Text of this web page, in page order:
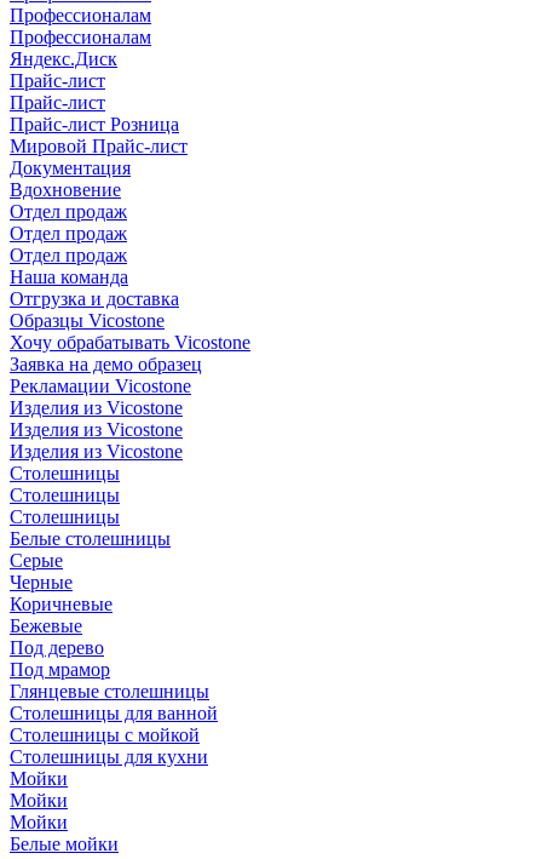
Профессионалам
Профессионалам
Яндекс.Диск
Прайс-лист
Прайс-лист
Прайс-лист Розница
Мировой Прайс-лист
Документация
Вдохновение
Отдел продаж
Отдел продаж
Отдел продаж
Наша команда
Отгрузка и доставка
Образцы Vicostone
Хочу обрабатывать Vicostone
Заявка на демо образец
Рекламации Vicostone
Изделия из Vicostone
Изделия из Vicostone
Изделия из Vicostone
Столешницы
Столешницы
Столешницы
Белые столешницы
Серые
Черные
Коричневые
Бежевые
Под дерево
Под мрамор
Глянцевые столешницы
Столешницы для ванной
Столешницы с мойкой
Столешницы для кухни
Мойки
Мойки
Мойки
Белые мойки